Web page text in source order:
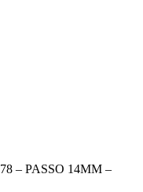
– PASSO 14MM –